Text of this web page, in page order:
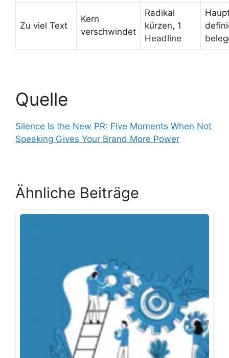
Zu viel Text
Kern
verschwindet
Radikal
kürzen, 1
Headline
Quelle
Silence Is the New PR: Five Moments When Not
Speaking Gives Your Brand More Power
Ähnliche Beiträge